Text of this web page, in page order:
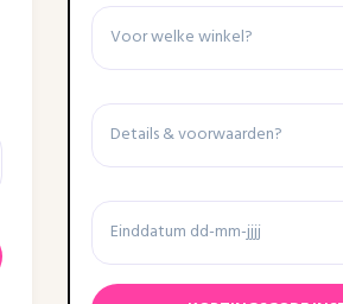
Winkel
Details
voorwaarden
Einddatum